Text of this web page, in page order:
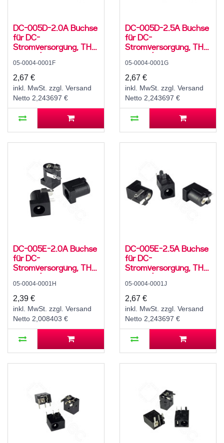
DC-005D-2.0A Buchse
für DC-
Stromversorgung, THT,
für 5,5 / 2,1 mm
Hohlstecker, 24 V, 3 A,
90°, -25..80 °C
05-0004-0001F
2,67 €
inkl. MwSt. zzgl. Versand
Netto 2,243697 €
DC-005D-2.5A Buchse
für DC-
Stromversorgung, THT,
für 5,5 / 2,5 mm
Hohlstecker, 24 V, 3 A,
90°, -25..80 °C
05-0004-0001G
2,67 €
inkl. MwSt. zzgl. Versand
Netto 2,243697 €
DC-005E-2.0A Buchse
für DC-
Stromversorgung, THT,
für 5,5 / 2,1 mm
Hohlstecker, 24 V, 5 A,
90°, -25..80 °C
05-0004-0001H
2,39 €
inkl. MwSt. zzgl. Versand
Netto 2,008403 €
DC-005E-2.5A Buchse
für DC-
Stromversorgung, THT,
für 5,5 / 2,5 mm
Hohlstecker, 24 V, 5 A,
90°, -25..80 °C
05-0004-0001J
2,67 €
inkl. MwSt. zzgl. Versand
Netto 2,243697 €